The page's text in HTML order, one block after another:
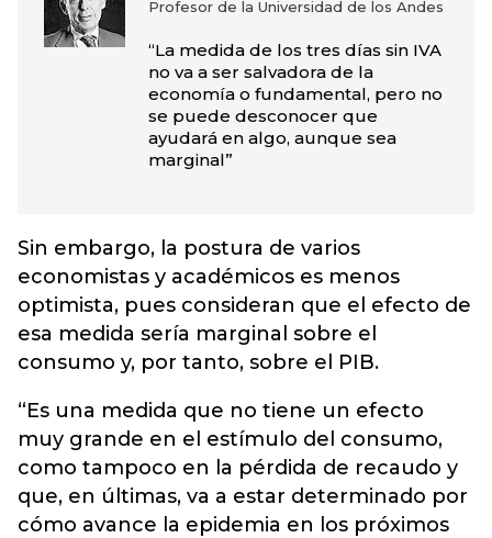
Profesor de la Universidad de los Andes
“La medida de los tres días sin IVA
no va a ser salvadora de la
economía o fundamental, pero no
se puede desconocer que
ayudará en algo, aunque sea
marginal”
Sin embargo, la postura de varios
economistas y académicos es menos
optimista, pues consideran que el efecto de
esa medida sería marginal sobre el
consumo y, por tanto, sobre el PIB.
“Es una medida que no tiene un efecto
muy grande en el estímulo del consumo,
como tampoco en la pérdida de recaudo y
que, en últimas, va a estar determinado por
cómo avance la epidemia en los próximos